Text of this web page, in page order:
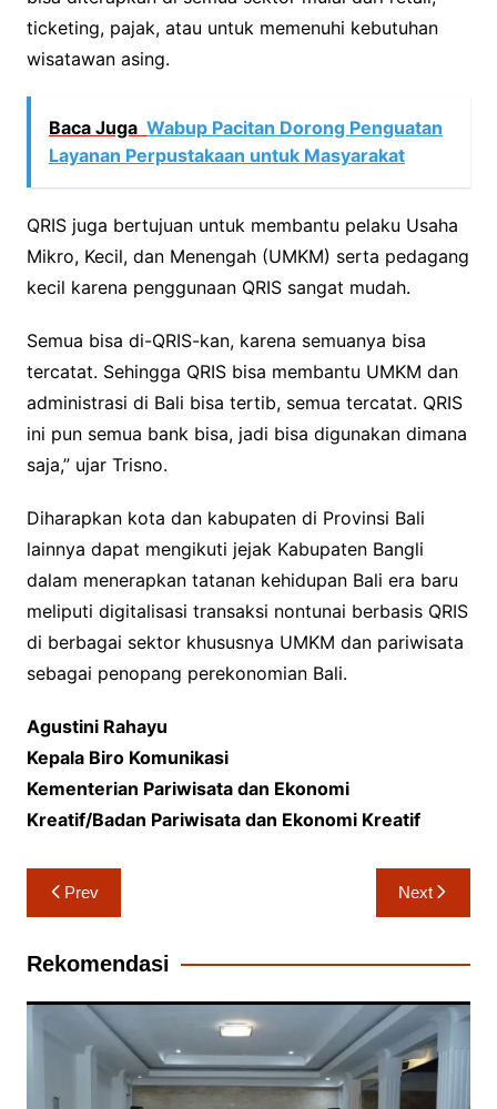
ticketing, pajak, atau untuk memenuhi kebutuhan
wisatawan asing.
Baca Juga Wabup Pacitan Dorong Penguatan
Layanan Perpustakaan untuk Masyarakat
QRIS juga bertujuan untuk membantu pelaku Usaha
Mikro, Kecil, dan Menengah (UMKM) serta pedagang
kecil karena penggunaan QRIS sangat mudah.
Semua bisa di-QRIS-kan, karena semuanya bisa
tercatat. Sehingga QRIS bisa membantu UMKM dan
administrasi di Bali bisa tertib, semua tercatat. QRIS
ini pun semua bank bisa, jadi bisa digunakan dimana
saja,” ujar Trisno.
Diharapkan kota dan kabupaten di Provinsi Bali
lainnya dapat mengikuti jejak Kabupaten Bangli
dalam menerapkan tatanan kehidupan Bali era baru
meliputi digitalisasi transaksi nontunai berbasis QRIS
di berbagai sektor khususnya UMKM dan pariwisata
sebagai penopang perekonomian Bali.
Agustini Rahayu
Kepala Biro Komunikasi
Kementerian Pariwisata dan Ekonomi
Kreatif/Badan Pariwisata dan Ekonomi Kreatif
Navigasi
pos
Prev Next
Rekomendasi